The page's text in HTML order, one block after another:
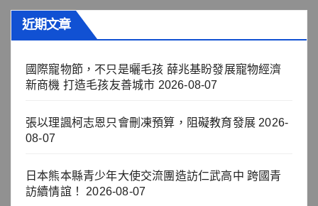
近期文章
國際寵物節，不只是曬毛孩 薛兆基盼發展寵物經濟
新商機 打造毛孩友善城市 2026-08-07
張以理諷柯志恩只會刪凍預算，阻礙教育發展 2026-
08-07
日本熊本縣青少年大使交流團造訪仁武高中 跨國青
訪續情誼！
2026-08-07